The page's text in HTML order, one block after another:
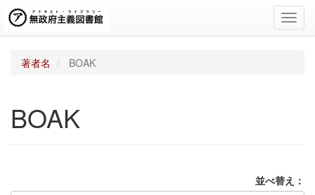
著者名 BOAK
BOAK
並べ替え：